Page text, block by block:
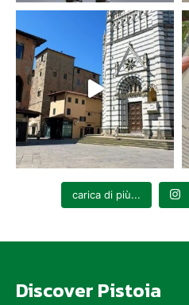
carica di più...
Discover Pistoia